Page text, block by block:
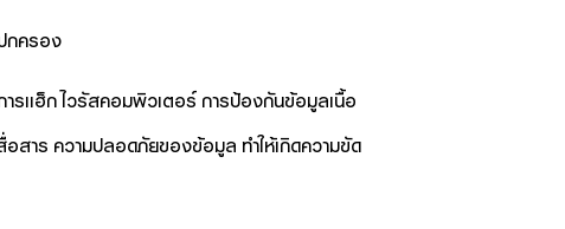
กครอง
รแฮ็ก ไวรัสคอมพิวเตอร์ การป้องกันข้อมูลเนื้อ
สาร ความปลอดภัยของข้อมูล ทำให้เกิดความขัด